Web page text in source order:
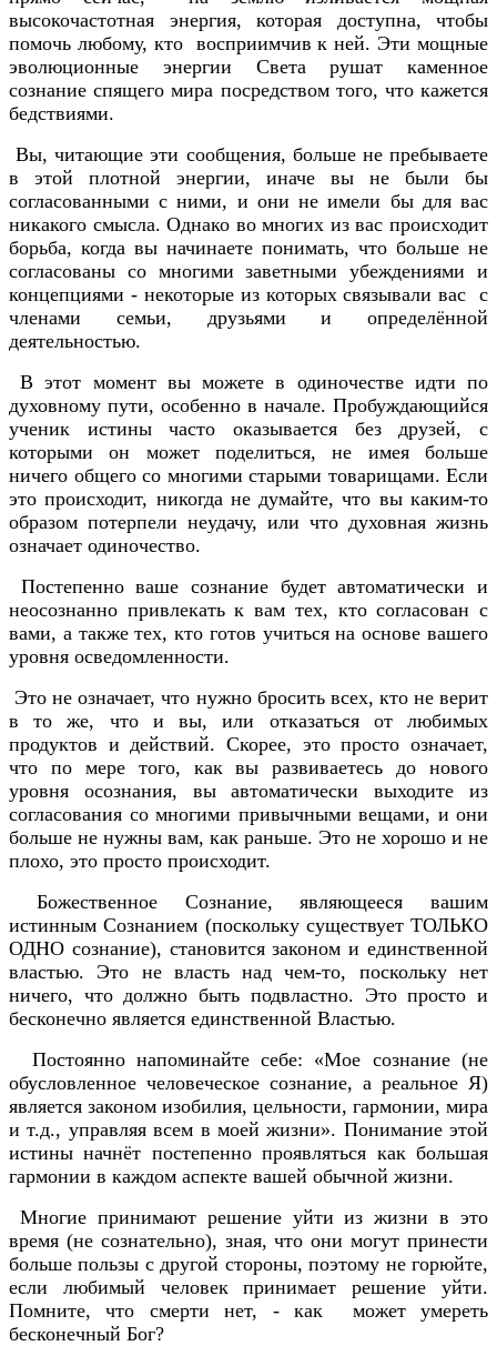
высокочастотная энергия, которая доступна, чтобы
помочь любому, кто восприимчив к ней. Эти мощные
эволюционные энергии Света рушат каменное
сознание спящего мира посредством того, что кажется
бедствиями.
Вы, читающие эти сообщения, больше не пребываете
в этой плотной энергии, иначе вы не были бы
согласованными с ними, и они не имели бы для вас
никакого смысла. Однако во многих из вас происходит
борьба, когда вы начинаете понимать, что больше не
согласованы со многими заветными убеждениями и
концепциями - некоторые из которых связывали вас с
членами семьи, друзьями и определённой
деятельностью.
В этот момент вы можете в одиночестве идти по
духовному пути, особенно в начале. Пробуждающийся
ученик истины часто оказывается без друзей, с
которыми он может поделиться, не имея больше
ничего общего со многими старыми товарищами. Если
это происходит, никогда не думайте, что вы каким-то
образом потерпели неудачу, или что духовная жизнь
означает одиночество.
Постепенно ваше сознание будет автоматически и
неосознанно привлекать к вам тех, кто согласован с
вами, а также тех, кто готов учиться на основе вашего
уровня осведомленности.
Это не означает, что нужно бросить всех, кто не верит
в то же, что и вы, или отказаться от любимых
продуктов и действий. Скорее, это просто означает,
что по мере того, как вы развиваетесь до нового
уровня осознания, вы автоматически выходите из
согласования со многими привычными вещами, и они
больше не нужны вам, как раньше. Это не хорошо и не
плохо, это просто происходит.
Божественное Сознание, являющееся вашим
истинным Сознанием (поскольку существует ТОЛЬКО
ОДНО сознание), становится законом и единственной
властью. Это не власть над чем-то, поскольку нет
ничего, что должно быть подвластно. Это просто и
бесконечно является единственной Властью.
Постоянно напоминайте себе: «Мое сознание (не
обусловленное человеческое сознание, а реальное Я)
является законом изобилия, цельности, гармонии, мира
и т.д., управляя всем в моей жизни». Понимание этой
истины начнёт постепенно проявляться как большая
гармонии в каждом аспекте вашей обычной жизни.
Многие принимают решение уйти из жизни в это
время (не сознательно), зная, что они могут принести
больше пользы с другой стороны, поэтому не горюйте,
если любимый человек принимает решение уйти.
Помните, что смерти нет, - как может умереть
бесконечный Бог?